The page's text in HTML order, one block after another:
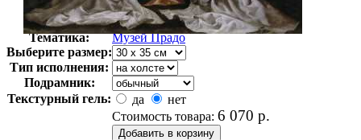
Автор:
Кардуччи Винченцо
Арт-стиль
Классицизм
Тематика:
Музей Прадо
Выберите размер:
Тип исполнения:
Подрамник:
Текстурный гель:
да
нет
Стоимость товара: 6 070 р.